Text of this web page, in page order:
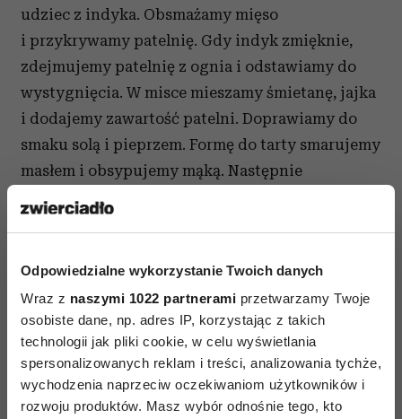
Odpowiedzialne wykorzystanie Twoich danych
Wraz z naszymi 1022 partnerami przetwarzamy Twoje
osobiste dane, np. adres IP, korzystając z takich
technologii jak pliki cookie, w celu wyświetlania
spersonalizowanych reklam i treści, analizowania tychże,
wychodzenia naprzeciw oczekiwaniom użytkowników i
rozwoju produktów. Masz wybór odnośnie tego, kto
udziec z indyka. Obsmażamy mięso
i przykrywamy patelnię. Gdy indyk zmięknie,
zdejmujemy patelnię z ognia i odstawiamy do
wystygnięcia. W misce mieszamy śmietanę, jajka
i dodajemy zawartość patelni. Doprawiamy do
smaku solą i pieprzem. Formę do tarty smarujemy
masłem i obsypujemy mąką. Następnie
wykładamy rozwałkowanym ciastem i dokładnie
zacznie nabierać brązowego koloru. Wówczas
wlewamy farsz i dalej pieczemy przez 30 minut.
Tartę dekorujemy świeżym rozmarynem.
Studzimy i wkładamy do lodówki.